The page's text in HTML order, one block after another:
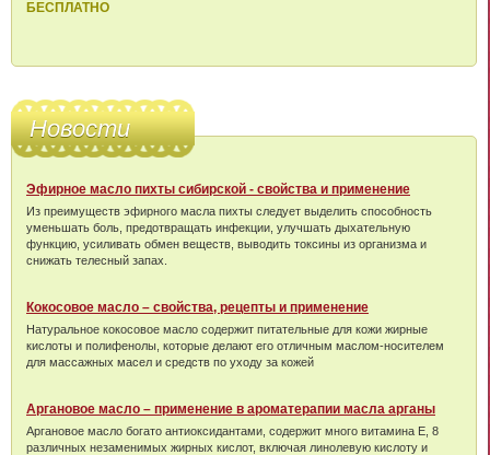
БЕСПЛАТНО
Новости
Эфирное масло пихты сибирской - свойства и применение
Из преимуществ эфирного масла пихты следует выделить способность
уменьшать боль, предотвращать инфекции, улучшать дыхательную
функцию, усиливать обмен веществ, выводить токсины из организма и
снижать телесный запах.
Кокосовое масло – свойства, рецепты и применение
Натуральное кокосовое масло содержит питательные для кожи жирные
кислоты и полифенолы, которые делают его отличным маслом-носителем
для массажных масел и средств по уходу за кожей
Аргановое масло – применение в ароматерапии масла арганы
Аргановое масло богато антиоксидантами, содержит много витамина Е, 8
различных незаменимых жирных кислот, включая линолевую кислоту и